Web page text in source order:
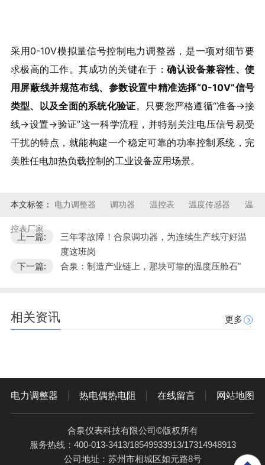
采用0-10V模拟量信号控制电力调整器，是一项对细节要
求极高的工作。其成功的关键在于：确认设备兼容性、使
用屏蔽线并规范布线、参数设置中精准选择“0-10V”信号
类型、以及全面的系统化验证。只要您严格遵循“准备→接
线→设置→验证”这一科学流程，并特别关注电压信号易受
干扰的特点，就能构建一个稳定可靠的功率控制系统，完
美胜任电加热负载控制的工业设备应用场景。
本文标签： 电力调整器 调功器 温控表 温度传感器 温
控表厂家
上一篇:
三年零故障！合泉调功器，为连续生产线守好温
度这班岗
下一篇:
合泉：制造产业链上，那块可靠的温度压舱石"
相关资讯 更多
电力调整器 热电偶热电阻 在线留言 网站地图
合泉仪表科技有限公司©版权所有
服务热线：400-013-3413/18549933913/17314948913
公司地址：苏州市相城区如元路8号